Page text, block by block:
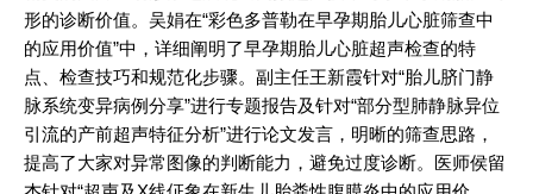
形的诊断价值。吴娟在“彩色多普勒在早孕期胎儿心脏筛查中
的应用价值”中，详细阐明了早孕期胎儿心脏超声检查的特
点、检查技巧和规范化步骤。副主任王新霞针对“胎儿脐门静
脉系统变异病例分享”进行专题报告及针对“部分型肺静脉异位
引流的产前超声特征分析”进行论文发言，明晰的筛查思路，
提高了大家对异常图像的判断能力，避免过度诊断。医师侯留